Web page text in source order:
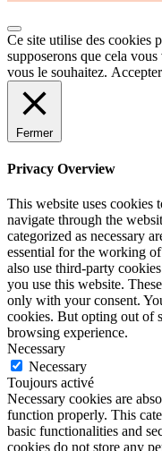
Ce site utilise des cookies
supposerons que cela
vous le souhaitez. Accepter
Fermer
Privacy Overview
This website uses cookies
navigate through the
categorized as necessary
essential for the working
also use third-party
you use this website.
only with your consent.
cookies. But opting out of
browsing experience.
Necessary
Necessary
Toujours activé
Necessary cookies are
function properly. This
basic functionalities and
cookies do not store any